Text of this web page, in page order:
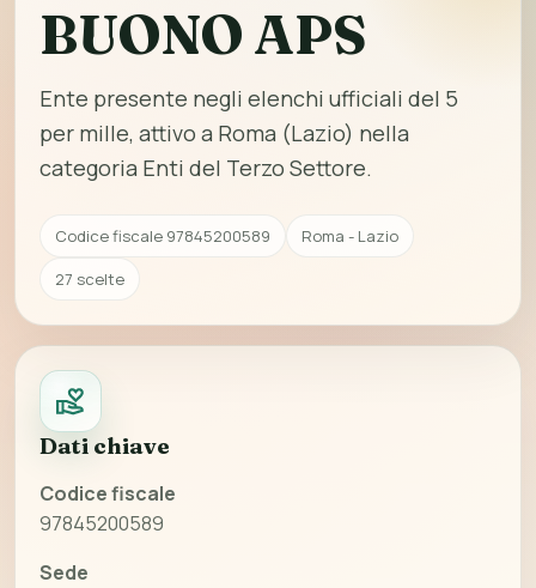
BUONO APS
Ente presente negli elenchi ufficiali del 5
per mille, attivo a Roma (Lazio) nella
categoria Enti del Terzo Settore.
Codice fiscale 97845200589
Roma - Lazio
27 scelte
Dati chiave
Codice fiscale
97845200589
Sede